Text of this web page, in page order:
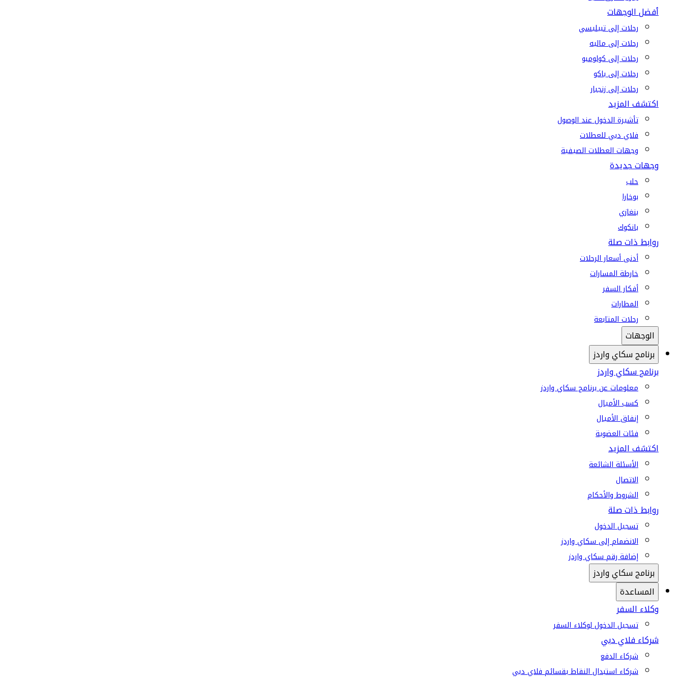
أفضل الوجهات
رحلات إلى تبيليسي
رحلات إلى ماليه
رحلات إلى كولومبو
رحلات إلى باكو
رحلات إلى زنجبار
اكتشف المزيد
تأشيرة الدخول عند الوصول
فلاي دبي للعطلات
وجهات العطلات الصيفية
وجهات جديدة
حلب
بوخارا
بنغازي
بانكوك
روابط ذات صلة
أدنى أسعار الرحلات
خارطة المسارات
أفكار السفر
المطارات
رحلات المتابعة
الوجهات
برنامج سكاي واردز
برنامج سكاي واردز
معلومات عن برنامج سكاي واردز
كسب الأميال
إنفاق الأميال
فئات العضوية
اكتشف المزيد
الأسئلة الشائعة
الاتصال
الشروط والأحكام
روابط ذات صلة
تسجيل الدخول
الانضمام إلى سكاي واردز
إضافة رقم سكاي واردز
برنامج سكاي واردز
المساعدة
وكلاء السفر
تسجيل الدخول لوكلاء السفر
شركاء فلاي دبي
شركاء الدفع
شركاء استبدال النقاط بقسائم فلاي دبي